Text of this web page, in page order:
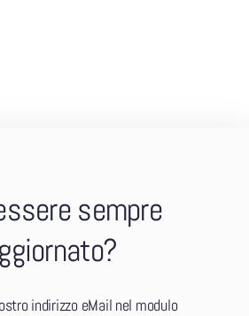
sempre
indirizzo eMail nel modulo